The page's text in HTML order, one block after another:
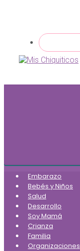
Embarazo
Bebés y Niños
Salud
Desarrollo
Soy Mamá
Crianza
Familia
Organizaciones